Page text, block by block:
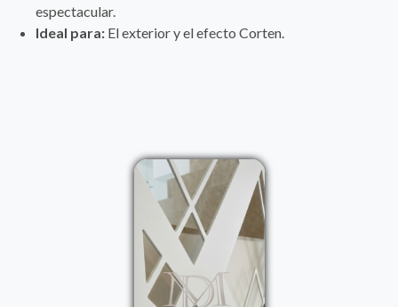
espectacular.
Ideal para: El exterior y el efecto Corten.